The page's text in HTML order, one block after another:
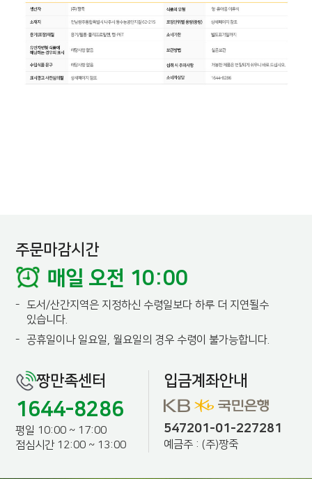
주문마감시간
매일 오전 10:00
-
도서/산간지역은 지정하신 수령일보다 하루 더 지연될수
있습니다.
-
공휴일이나 일요일, 월요일의 경우 수령이 불가능합니다.
짱만족센터
1644-8286
평일 10:00 ~ 17:00
점심시간 12:00 ~ 13:00
입금계좌안내
547201-01-227281
예금주 : (주)짱죽